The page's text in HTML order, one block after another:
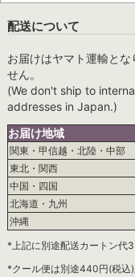
配送について
お届けはヤマト運輸と
せん。
(We don't ship to
addresses in Japan.)
お届け地域
関東・甲信越・北陸・中部
東北・関西
中国・四国
北海道・九州
沖縄
*上記に別途配送カートン代
*クール便は別途440円(税込)